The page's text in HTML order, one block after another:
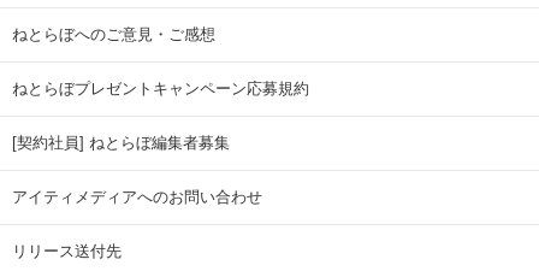
ねとらぼへのご意見・ご感想
ねとらぼプレゼントキャンペーン応募規約
[契約社員] ねとらぼ編集者募集
アイティメディアへのお問い合わせ
リリース送付先